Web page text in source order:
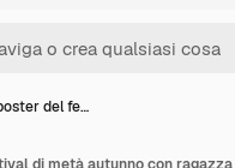
del fe…